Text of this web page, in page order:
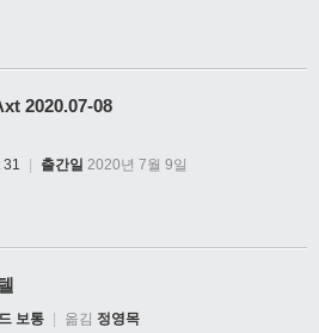
2020.07-08
31 | 출간일 2020년 7월 9일
보통 옮김 정영목